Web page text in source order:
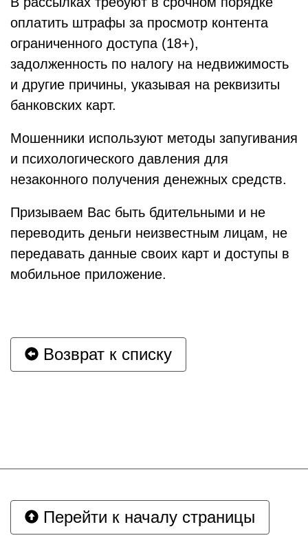
оплатить штрафы за просмотр контента
ограниченного доступа (18+),
задолженность по налогу на недвижимость
и другие причины, указывая на реквизиты
банковских карт.
Мошенники используют методы запугивания
и психологического давления для
незаконного получения денежных средств.
Призываем Вас быть бдительными и не
переводить деньги неизвестным лицам, не
передавать данные своих карт и доступы в
мобильное приложение.
Возврат к списку
Перейти к началу страницы